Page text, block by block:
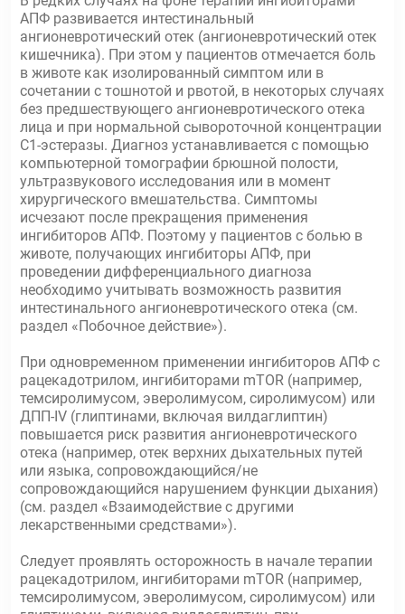
АПФ развивается интестинальный
ангионевротический отек (ангионевротический отек
кишечника). При этом у пациентов отмечается боль
в животе как изолированный симптом или в
сочетании с тошнотой и рвотой, в некоторых случаях
без предшествующего ангионевротического отека
лица и при нормальной сывороточной концентрации
С1-эстеразы. Диагноз устанавливается с помощью
компьютерной томографии брюшной полости,
ультразвукового исследования или в момент
хирургического вмешательства. Симптомы
исчезают после прекращения применения
ингибиторов АПФ. Поэтому у пациентов с болью в
животе, получающих ингибиторы АПФ, при
проведении дифференциального диагноза
необходимо учитывать возможность развития
интестинального ангионевротического отека (см.
раздел «Побочное действие»).
При одновременном применении ингибиторов АПФ с
рацекадотрилом, ингибиторами mTOR (например,
темсиролимусом, эверолимусом, сиролимусом) или
ДПП-IV (глиптинами, включая вилдаглиптин)
повышается риск развития ангионевротического
отека (например, отек верхних дыхательных путей
или языка, сопровождающийся/не
сопровождающийся нарушением функции дыхания)
(см. раздел «Взаимодействие с другими
лекарственными средствами»).
Следует проявлять осторожность в начале терапии
рацекадотрилом, ингибиторами mTOR (например,
темсиролимусом, эверолимусом, сиролимусом) или